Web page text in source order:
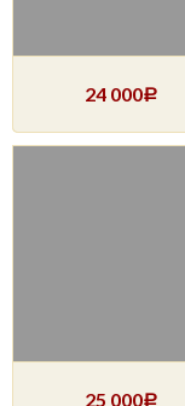
24 000Р
25 000Р